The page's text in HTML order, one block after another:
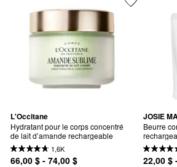
L'Occitane
Hydratant pour le corps concentré
de lait d’amande rechargeable
1,6K
66,00 $ - 74,00 $
JOSIE
Beurre
avec huile
22,00 $